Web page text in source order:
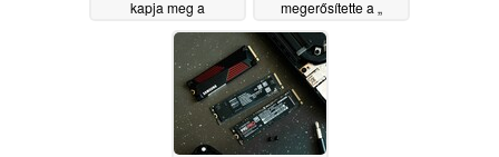
kapja meg a
Snapdragon 8 Elite
Gen 6 processzort
07/07/2026
megerősítette a „
Galaxy ” Watch9 és a „
Galaxy ” Watch Ultra2
létezését